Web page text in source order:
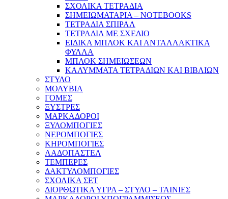
ΣΧΟΛΙΚΑ ΤΕΤΡΑΔΙΑ
ΣΗΜΕΙΩΜΑΤΑΡΙΑ – NOTEBOOKS
ΤΕΤΡΑΔΙΑ ΣΠΙΡΑΛ
ΤΕΤΡΑΔΙΑ ΜΕ ΣΧΕΔΙΟ
ΕΙΔΙΚΑ ΜΠΛΟΚ ΚΑΙ ΑΝΤΑΛΛΑΚΤΙΚΑ
ΦΥΛΛΑ
ΜΠΛΟΚ ΣΗΜΕΙΩΣΕΩΝ
ΚΑΛΥΜΜΑΤΑ ΤΕΤΡΑΔΙΩΝ ΚΑΙ ΒΙΒΛΙΩΝ
ΣΤΥΛΟ
ΜΟΛΥΒΙΑ
ΓΟΜΕΣ
ΞΥΣΤΡΕΣ
ΜΑΡΚΑΔΟΡΟΙ
ΞΥΛΟΜΠΟΓΙΕΣ
ΝΕΡΟΜΠΟΓΙΕΣ
ΚΗΡΟΜΠΟΓΙΕΣ
ΛΑΔΟΠΑΣΤΕΛ
ΤΕΜΠΕΡΕΣ
ΔΑΚΤΥΛΟΜΠΟΓΙΕΣ
ΣΧΟΛΙΚΑ ΣΕΤ
ΔΙΟΡΘΩΤΙΚΑ ΥΓΡΑ – ΣΤΥΛΟ – ΤΑΙΝΙΕΣ